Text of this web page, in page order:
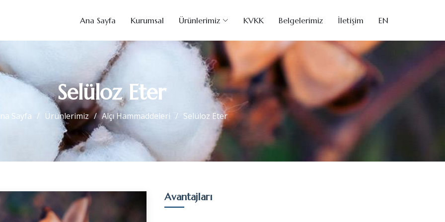
Ana Sayfa Kurumsal Ürünlerimiz KVKK Belgelerimiz İletişim EN
Selüloz Eter
Sayfa Ürünlerimiz Alçı Hammaddeleri Selüloz Eter
Avantajları